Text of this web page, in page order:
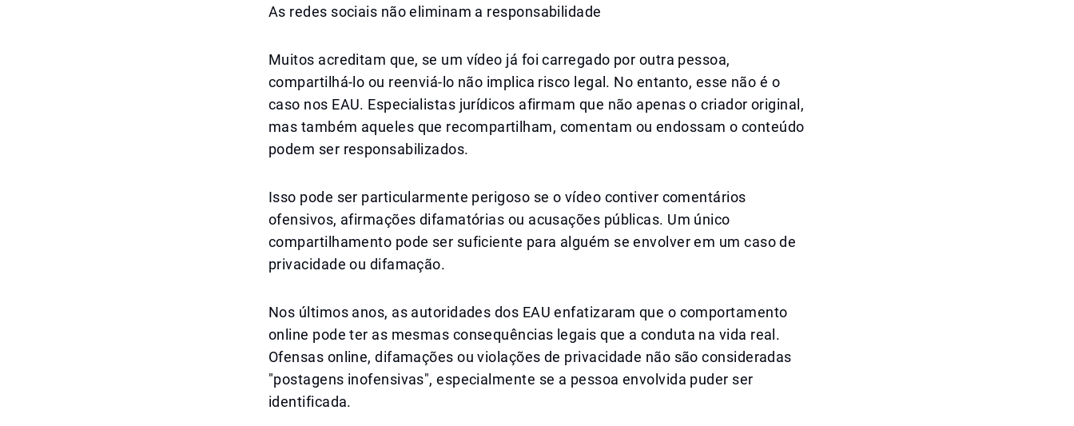
As redes sociais não eliminam a responsabilidade
Muitos acreditam que, se um vídeo já foi carregado por outra pessoa,
compartilhá-lo ou reenviá-lo não implica risco legal. No entanto, esse não é o
caso nos EAU. Especialistas jurídicos afirmam que não apenas o criador original,
mas também aqueles que recompartilham, comentam ou endossam o conteúdo
podem ser responsabilizados.
Isso pode ser particularmente perigoso se o vídeo contiver comentários
ofensivos, afirmações difamatórias ou acusações públicas. Um único
compartilhamento pode ser suficiente para alguém se envolver em um caso de
privacidade ou difamação.
Nos últimos anos, as autoridades dos EAU enfatizaram que o comportamento
online pode ter as mesmas consequências legais que a conduta na vida real.
Ofensas online, difamações ou violações de privacidade não são consideradas
"postagens inofensivas", especialmente se a pessoa envolvida puder ser
identificada.